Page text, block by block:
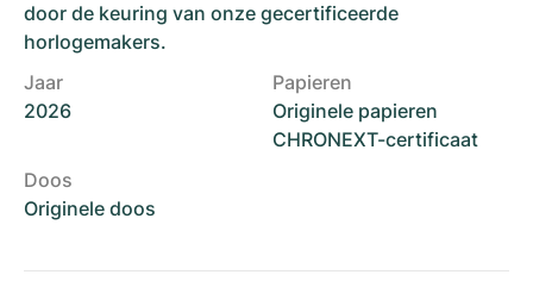
door de keuring van onze gecertificeerde
horlogemakers.
Jaar
2026
Papieren
Originele papieren
CHRONEXT-certificaat
Doos
Originele doos